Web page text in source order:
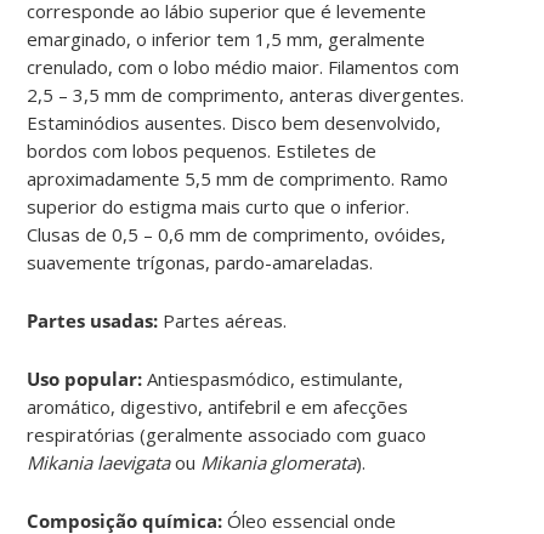
corresponde ao lábio superior que é levemente
emarginado, o inferior tem 1,5 mm, geralmente
crenulado, com o lobo médio maior. Filamentos com
2,5 – 3,5 mm de comprimento, anteras divergentes.
Estaminódios ausentes. Disco bem desenvolvido,
bordos com lobos pequenos. Estiletes de
aproximadamente 5,5 mm de comprimento. Ramo
superior do estigma mais curto que o inferior.
Clusas de 0,5 – 0,6 mm de comprimento, ovóides,
suavemente trígonas, pardo-amareladas.
Partes usadas: Partes aéreas.
Uso popular:Antiespasmódico, estimulante,
aromático, digestivo, antifebril e em afecções
respiratórias (geralmente associado com guaco
Mikania laevigataou Mikania glomerata).
Composição química:Óleo essencial onde